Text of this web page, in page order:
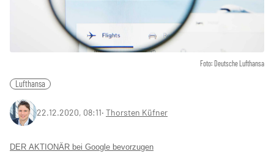
Foto: Deutsche Lufthansa
Lufthansa
22.12.2020, 08:11‧ Thorsten Küfner
DER AKTIONÄR bei Google bevorzugen